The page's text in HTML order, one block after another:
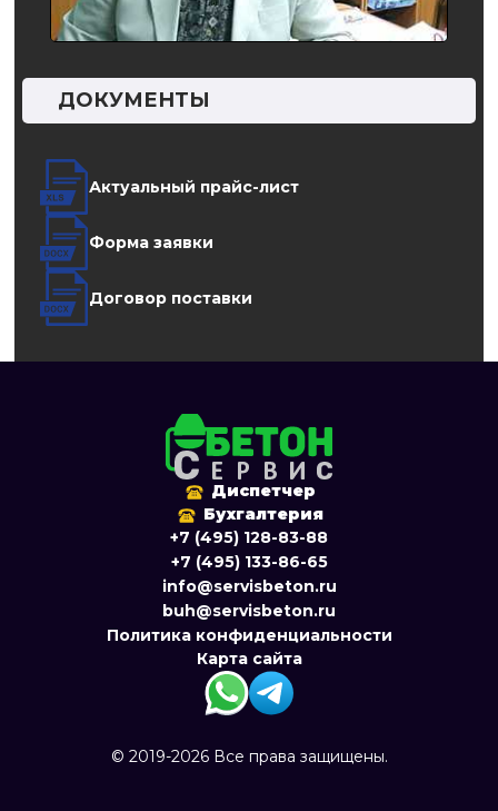
ДОКУМЕНТЫ
Актуальный прайс-лист
Форма заявки
Договор поставки
Диспетчер
Бухгалтерия
+7 (495) 128-83-88
+7 (495) 133-86-65
info@servisbeton.ru
buh@servisbeton.ru
Политика конфиденциальности
Карта сайта
© 2019-2026 Все права защищены.